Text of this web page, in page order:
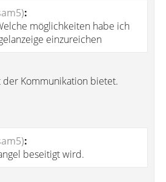
:
möglichkeiten habe ich
einzureichen
Kommunikation bietet.
:
beseitigt wird.